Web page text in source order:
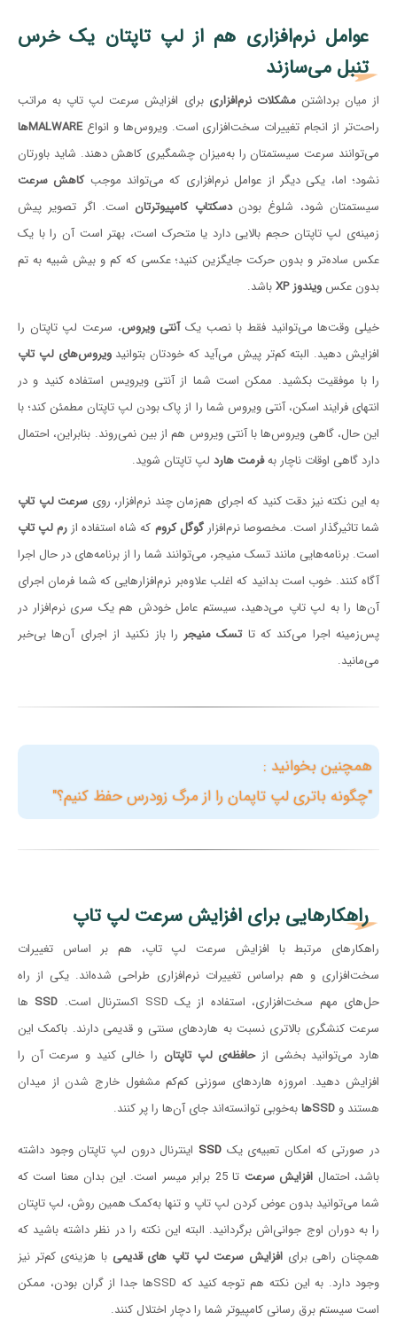
عوامل نرم‌افزاری هم از لپ تاپتان یک خرس
تنبل می‌سازند
از میان برداشتنمشکلات نرم‌افزاری برای افزایش سرعت لپ تاپ به مراتب
راحت‌تر از انجام تغییرات سخت‌افزاری است. ویروس‌ها و انواعMALWAREها
می‌توانند سرعت سیستمتان را به‌میزان چشمگیری کاهش دهند. شاید باورتان
نشود؛ اما، یکی دیگر از عوامل نرم‌افزاری که می‌تواند موجبکاهش سرعت
سیستمتان شود، شلوغ بودندسکتاپ کامپیوترتان است. اگر تصویر پیش
زمینه‌ی لپ تاپتان حجم بالایی دارد یا متحرک است، بهتر است آن را با یک
عکس ساده‌‎تر و بدون حرکت جایگزین کنید؛ عکسی که کم و بیش شبیه به تم
بدون عکس ویندوز XP باشد.
خیلی وقت‌ها می‌توانید فقط با نصب یکآنتی ویروس، سرعت لپ تاپتان را
افزایش دهید. البته کم‌تر پیش می‌آید که خودتان بتوانیدویروس‌های لپ تاپ‌
را با موفقیت بکشید. ممکن است شما از آنتی ویرویس استفاده کنید و در
انتهای فرایند اسکن، آنتی ویروس شما را از پاک بودن لپ تاپتان مطمئن کند؛ با
این حال، گاهی ویروس‌ها با آنتی ویروس هم از بین نمی‌روند. بنابراین، احتمال
دارد گاهی اوقات ناچار بهفرمت هارد لپ تاپتان شوید.
به این نکته نیز دقت کنید که اجرای هم‌زمان چند نرم‌افزار، روی سرعت لپ تاپ
شما تاثیرگذار است. مخصوصا نرم‌افزارگوگل کروم که شاه استفاده از رم لپ تاپ
است. برنامه‌هایی مانند تسک منیجر، می‌توانند شما را از برنامه‌های در حال اجرا
آگاه کنند. خوب است بدانید که اغلب علاوه‌بر نرم‌افزارهایی که شما فرمان اجرای
آن‌ها را به لپ تاپ می‌دهید، سیستم عامل خودش هم یک سری نرم‌افزار در
پس‌زمینه اجرا می‌کند که تاتسک منیجر را باز نکنید از اجرای آن‌ها بی‌خبر
می‌مانید.
همچنین بخوانید :
"چگونه باتری لپ تاپمان را از مرگ زودرس حفظ کنیم؟"
راهکارهایی برای افزایش سرعت لپ تاپ
راهکارهای مرتبط با افزایش سرعت لپ تاپ، هم بر اساس تغییرات
سخت‌افزاری و هم بر‌اساس تغییرات نرم‌افزاری طراحی شده‌اند. یکی از راه
حل‌های مهم سخت‌افزاری، استفاده از یک SSD اکسترنال است.
SSD ها
سرعت کنشگری بالاتری نسبت به هاردهای سنتی و قدیمی دارند. با‌کمک این
هارد می‌توانید بخشی ازحافظه‌ی لپ تاپتان را خالی کنید و سرعت آن را
افزایش دهید. امروزه هاردهای سوزنی کم‌کم مشغول خارج شدن از میدان
هستند و SSDها به‌خوبی توانسته‌اند جای آن‌ها را پر کنند.
در صورتی که امکان تعبیه‌ی یک SSD اینترنال درون لپ تاپتان وجود داشته
باشد، احتمال افزایش سرعت
تا 25 برابر میسر است. این بدان معنا است که
شما می‌توانید بدون عوض کردن لپ تاپ و تنها به‌کمک همین روش، لپ تاپتان
را به دوران اوج جوانی‌اش برگردانید. البته این نکته را در نظر داشته باشید که
همچنان راهی برای افزایش سرعت لپ تاپ های قدیمی با هزینه‌ی کم‌تر نیز
وجود دارد. به این نکته هم توجه کنید که SSDها جدا از گران بودن، ممکن
است سیستم برق رسانی کامپیوتر شما را دچار اختلال کنند.